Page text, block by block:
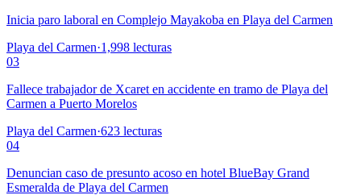
Inicia paro laboral en Complejo Mayakoba en Playa del Carmen
Playa del Carmen·1,998 lecturas
03
Fallece trabajador de Xcaret en accidente en tramo de Playa del
Carmen a Puerto Morelos
Playa del Carmen·623 lecturas
04
Denuncian caso de presunto acoso en hotel BlueBay Grand
Esmeralda de Playa del Carmen